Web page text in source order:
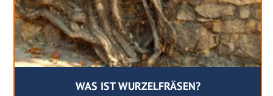
WAS IST WURZELFRÄSEN?